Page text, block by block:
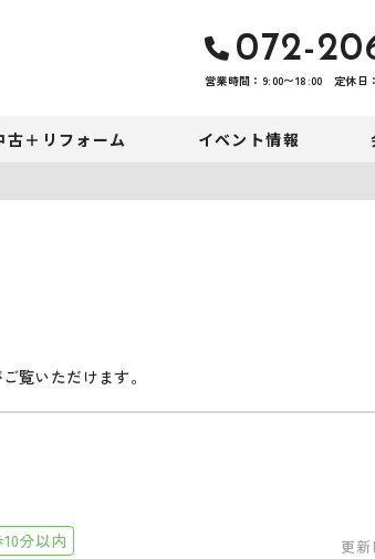
072-
営業時間：9:00〜18:00 定休日
古＋リフォーム イベント情報
覧いただけます。
分以内 更新